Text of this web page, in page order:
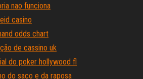
nao funciona
casino
odds chart
de cassino uk
do poker hollywood fl
do saco e da raposa